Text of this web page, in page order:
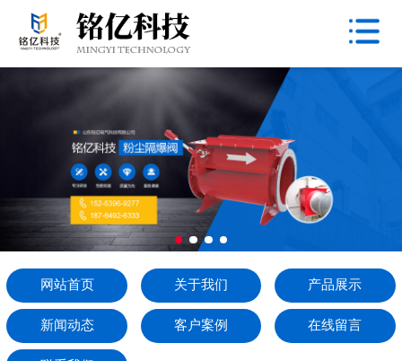
关于我们
产品展示
新闻动态
客户案例
在线留言
联系我们
网站首页 关于我们 产品展示
新闻动态 客户案例 在线留言